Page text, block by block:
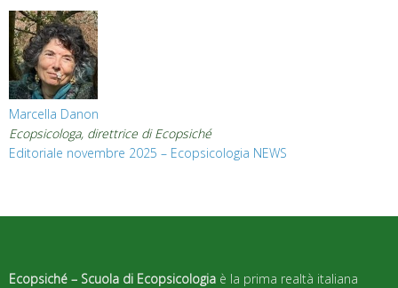
Marcella Danon
Ecopsicologa, direttrice di Ecopsiché
Editoriale novembre 2025 – Ecopsicologia NEWS
Ecopsiché – Scuola di Ecopsicologia è la prima realtà italiana